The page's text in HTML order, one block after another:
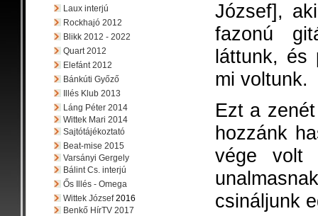
Laux interjú
Rockhajó 2012
Blikk 2012 - 2022
Quart 2012
Elefánt 2012
Bánkúti Győző
Illés Klub 2013
Láng Péter 2014
Wittek Mari 2014
Sajtótájékoztató
Beat-mise 2015
Varsányi Gergely
Bálint Cs. interjú
Ős Illés - Omega
Wittek József2016
Benkő HírTV 2017
József],
fazonú
láttunk, és
mi voltunk.
Ezt a
hozzánk
vége volt
csináljunk